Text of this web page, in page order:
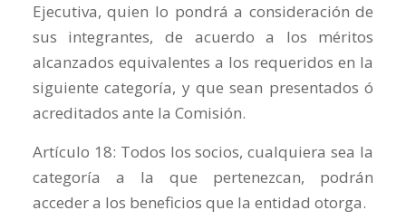
Ejecutiva, quien lo pondrá a consideración de
sus integrantes, de acuerdo a los méritos
alcanzados equivalentes a los requeridos en la
siguiente categoría, y que sean presentados ó
acreditados ante la Comisión.
Artículo 18: Todos los socios, cualquiera sea la
categoría a la que pertenezcan, podrán
acceder a los beneficios que la entidad otorga.